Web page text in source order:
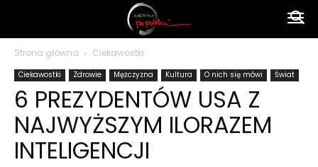
polsku
Strona główna Ciekawostki
Ciekawostki Zdrowie Mężczyzna Kultura O nich się mówi Świat
6 PREZYDENTÓW USA Z
NAJWYŻSZYM ILORAZEM
INTELIGENCJI